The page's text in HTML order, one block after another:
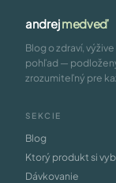
andrejmedveď
Blog o zdraví,
pohľad —
zrozumiteľný pre
SEKCIE
Blog
Ktorý produkt si
Dávkovanie